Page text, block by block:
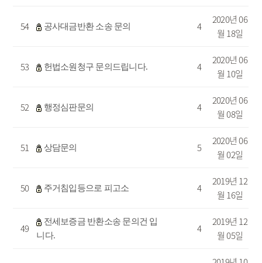
54 공사대금반환 소송 문의 4
2020년 06
월 18일
53 헌법소원청구 문의드립니다. 4
2020년 06
월 10일
52 행정심판문의 4
2020년 06
월 08일
51 상담문의 5
2020년 06
월 02일
50 주거침입등으로 피고소 4
2019년 12
월 16일
49
전세보증금 반환소송 문의건 입
니다.
4
2019년 12
월 05일